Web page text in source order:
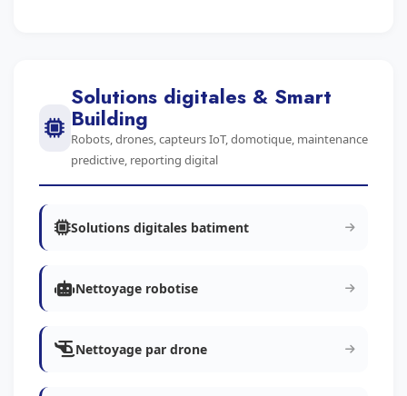
Solutions digitales & Smart
Building
Robots, drones, capteurs IoT, domotique, maintenance
predictive, reporting digital
Solutions digitales batiment
Nettoyage robotise
Nettoyage par drone